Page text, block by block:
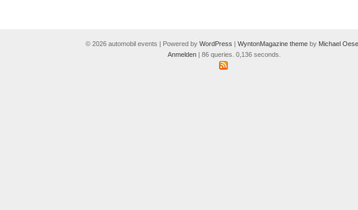
© 2026 automobil events | Powered by WordPress | WyntonMagazine theme by Michael
Anmelden| 86 queries. 0,136 seconds.